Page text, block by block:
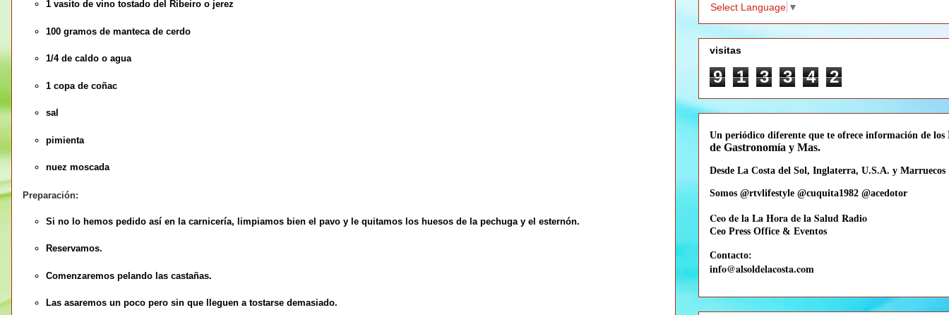
1 vasito de vino tostado del Ribeiro o jerez
100 gramos de manteca de cerdo
1/4 de caldo o agua
1 copa de coñac
sal
pimienta
nuez moscada
Preparación:
Si no lo hemos pedido así en la carnicería, limpiamos bien el pavo y le quitamos los huesos de la pechuga y el esternón.
Reservamos.
Comenzaremos pelando las castañas.
Las asaremos un poco pero sin que lleguen a tostarse demasiado.
Select Language ▼
visitas
9 1 3 3 4 2
Un periódico diferente que te ofrece información de los
de Gastronomía y Mas.
Desde La Costa del Sol, Inglaterra, U.S.A. y Marruecos
Somos @rtvlifestyle @cuquita1982 @acedotor
Ceo de la La Hora de la Salud Radio
Ceo Press Office & Eventos
Contacto:
info@alsoldelacosta.com